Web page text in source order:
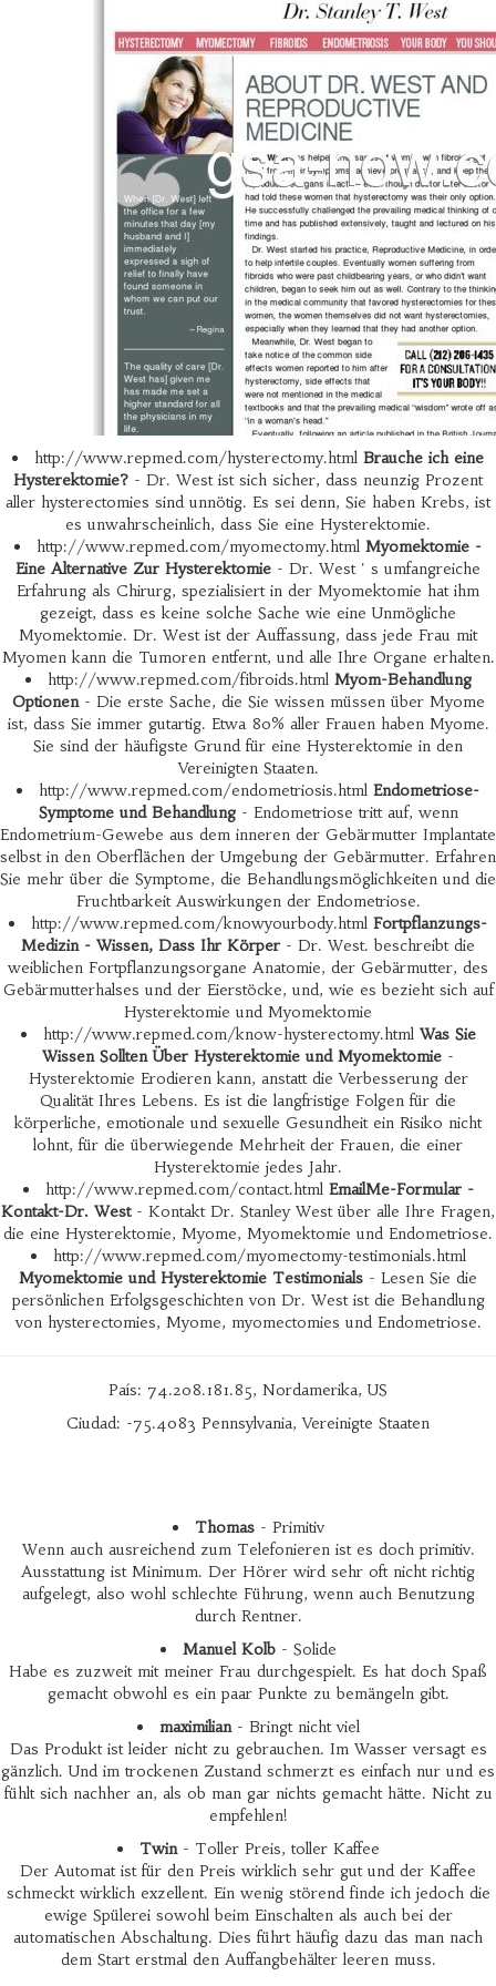
http://www.repmed.com/hysterectomy.html Brauche ich eine
Hysterektomie? - Dr. West ist sich sicher, dass neunzig Prozent
aller hysterectomies sind unnötig. Es sei denn, Sie haben Krebs, ist
es unwahrscheinlich, dass Sie eine Hysterektomie.
http://www.repmed.com/myomectomy.html Myomektomie -
Eine Alternative Zur Hysterektomie - Dr. West ' s umfangreiche
Erfahrung als Chirurg, spezialisiert in der Myomektomie hat ihm
gezeigt, dass es keine solche Sache wie eine Unmögliche
Myomektomie. Dr. West ist der Auffassung, dass jede Frau mit
Myomen kann die Tumoren entfernt, und alle Ihre Organe erhalten.
http://www.repmed.com/fibroids.html Myom-Behandlung
Optionen- Die erste Sache, die Sie wissen müssen über Myome
ist, dass Sie immer gutartig. Etwa 80% aller Frauen haben Myome.
Sie sind der häufigste Grund für eine Hysterektomie in den
Vereinigten Staaten.
http://www.repmed.com/endometriosis.html Endometriose-
Symptome und Behandlung- Endometriose tritt auf, wenn
Endometrium-Gewebe aus dem inneren der Gebärmutter Implantate
selbst in den Oberflächen der Umgebung der Gebärmutter. Erfahren
Sie mehr über die Symptome, die Behandlungsmöglichkeiten und die
Fruchtbarkeit Auswirkungen der Endometriose.
http://www.repmed.com/knowyourbody.html Fortpflanzungs-
Medizin - Wissen, Dass Ihr Körper - Dr. West. beschreibt die
weiblichen Fortpflanzungsorgane Anatomie, der Gebärmutter, des
Gebärmutterhalses und der Eierstöcke, und, wie es bezieht sich auf
Hysterektomie und Myomektomie
http://www.repmed.com/know-hysterectomy.html Was Sie
Wissen Sollten Über Hysterektomie und Myomektomie -
Hysterektomie Erodieren kann, anstatt die Verbesserung der
Qualität Ihres Lebens. Es ist die langfristige Folgen für die
körperliche, emotionale und sexuelle Gesundheit ein Risiko nicht
lohnt, für die überwiegende Mehrheit der Frauen, die einer
Hysterektomie jedes Jahr.
http://www.repmed.com/contact.html EmailMe-Formular -
Kontakt-Dr. West- Kontakt Dr. Stanley West über alle Ihre Fragen,
die eine Hysterektomie, Myome, Myomektomie und Endometriose.
http://www.repmed.com/myomectomy-testimonials.html
Myomektomie und Hysterektomie Testimonials - Lesen Sie die
persönlichen Erfolgsgeschichten von Dr. West ist die Behandlung
von hysterectomies, Myome, myomectomies und Endometriose.
País: 74.208.181.85, Nordamerika, US
Ciudad: -75.4083 Pennsylvania, Vereinigte Staaten
Thomas- Primitiv
Wenn auch ausreichend zum Telefonieren ist es doch primitiv.
Ausstattung ist Minimum. Der Hörer wird sehr oft nicht richtig
aufgelegt, also wohl schlechte Führung, wenn auch Benutzung
durch Rentner.
Manuel Kolb- Solide
Habe es zuzweit mit meiner Frau durchgespielt. Es hat doch Spaß
gemacht obwohl es ein paar Punkte zu bemängeln gibt.
maximilian- Bringt nicht viel
Das Produkt ist leider nicht zu gebrauchen. Im Wasser versagt es
gänzlich. Und im trockenen Zustand schmerzt es einfach nur und es
fühlt sich nachher an, als ob man gar nichts gemacht hätte. Nicht zu
empfehlen!
Twin- Toller Preis, toller Kaffee
Der Automat ist für den Preis wirklich sehr gut und der Kaffee
schmeckt wirklich exzellent. Ein wenig störend finde ich jedoch die
ewige Spülerei sowohl beim Einschalten als auch bei der
automatischen Abschaltung. Dies führt häufig dazu das man nach
dem Start erstmal den Auffangbehälter leeren muss.